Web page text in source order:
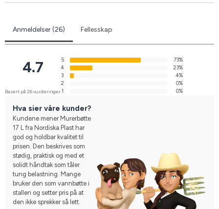
Anmeldelser (26) Fellesskap
4.7
Basert på 26 vurderinger
5
73%
4
23%
3
4%
2
0%
1
0%
Hva sier våre kunder?
Kundene mener Murerbøtte
17 L fra Nordiska Plast har
god og holdbar kvalitet til
prisen. Den beskrives som
stødig, praktisk og med et
solidt håndtak som tåler
tung belastning. Mange
bruker den som vannbøtte i
stallen og setter pris på at
den ikke sprekker så lett.